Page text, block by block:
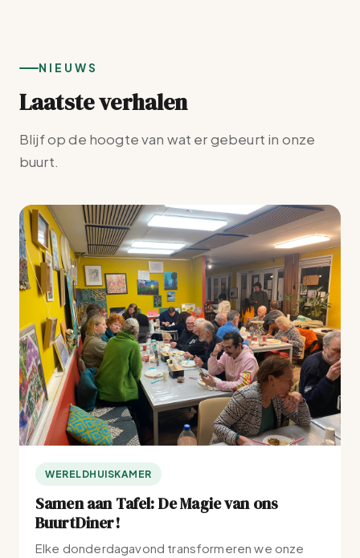
NIEUWS
Laatste verhalen
Blijf op de hoogte van wat er gebeurt in onze
buurt.
WERELDHUISKAMER
Samen aan Tafel: De Magie van ons
BuurtDiner!
Elke donderdagavond transformeren we onze